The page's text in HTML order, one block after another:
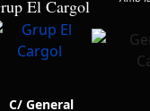
El Cargol
C/ General